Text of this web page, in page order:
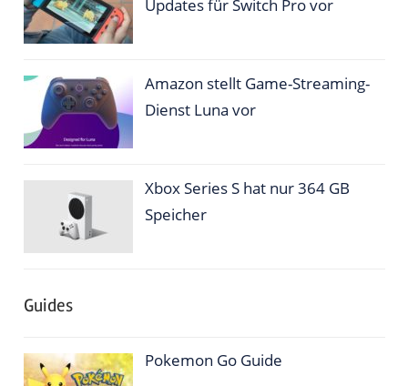
Updates für Switch Pro vor
Amazon stellt Game-Streaming-
Dienst Luna vor
Xbox Series S hat nur 364 GB
Speicher
Guides
Pokemon Go Guide